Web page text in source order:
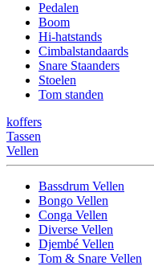
Pedalen
Boom
Hi-hatstands
Cimbalstandaards
Snare Staanders
Stoelen
Tom standen
koffers
Tassen
Vellen
Bassdrum Vellen
Bongo Vellen
Conga Vellen
Diverse Vellen
Djembé Vellen
Tom & Snare Vellen